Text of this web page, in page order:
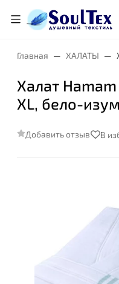
Главная ХАЛАТЫ
Халат
XL, бело-
Добавить отзыв В